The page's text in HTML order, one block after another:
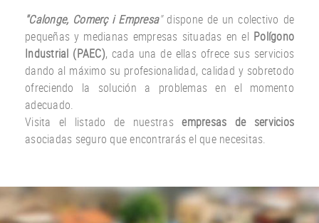
"Calonge, Comerç i Empresa"dispone de un colectivo de
pequeñas y medianas empresas situadas en el Polígono
Industrial (PAEC), cada una de ellas ofrece sus servicios
dando al máximo su profesionalidad, calidad y sobretodo
ofreciendo la solución a problemas en el momento
adecuado.
Visita el listado de nuestrasempresas de servicios
asociadas seguro que encontrarás el que necesitas.